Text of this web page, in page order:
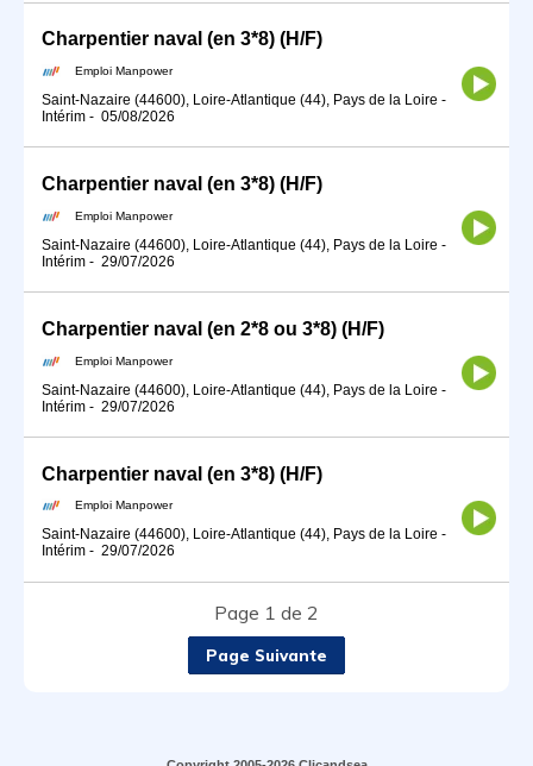
Charpentier naval (en 3*8) (H/F)
Emploi Manpower
Saint-Nazaire (44600), Loire-Atlantique (44), Pays de la Loire -
Intérim - 05/08/2026
Charpentier naval (en 3*8) (H/F)
Emploi Manpower
Saint-Nazaire (44600), Loire-Atlantique (44), Pays de la Loire -
Intérim - 29/07/2026
Charpentier naval (en 2*8 ou 3*8) (H/F)
Emploi Manpower
Saint-Nazaire (44600), Loire-Atlantique (44), Pays de la Loire -
Intérim - 29/07/2026
Charpentier naval (en 3*8) (H/F)
Emploi Manpower
Saint-Nazaire (44600), Loire-Atlantique (44), Pays de la Loire -
Intérim - 29/07/2026
Page 1 de 2
Page Suivante